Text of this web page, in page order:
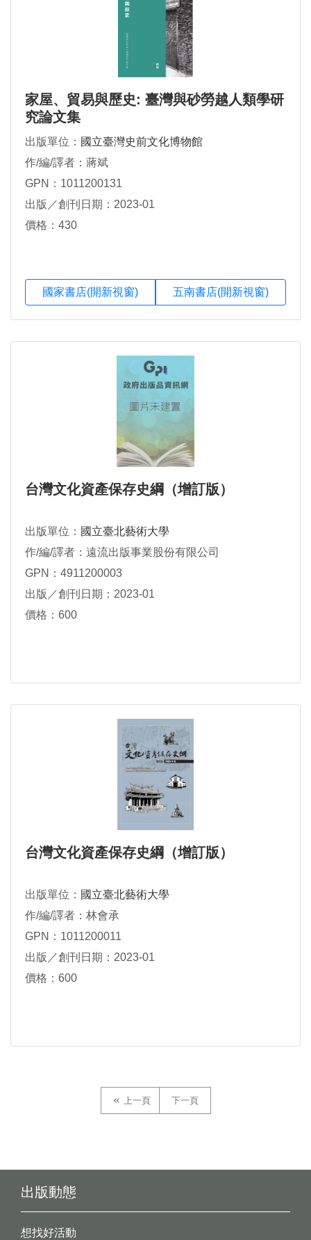
家屋、貿易與歷史: 臺灣與砂勞越人類學研
究論文集
出版單位： 國立臺灣史前文化博物館
作/編/譯者：蔣斌
GPN：1011200131
出版／創刊日期：2023-01
價格：430
國家書店(開新視窗) 五南書店(開新視窗)
台灣文化資產保存史綱（增訂版）
出版單位： 國立臺北藝術大學
作/編/譯者：遠流出版事業股份有限公司
GPN：4911200003
出版／創刊日期：2023-01
價格：600
台灣文化資產保存史綱（增訂版）
出版單位： 國立臺北藝術大學
作/編/譯者：林會承
GPN：1011200011
出版／創刊日期：2023-01
價格：600
上一頁 下一頁
出版動態
想找好活動